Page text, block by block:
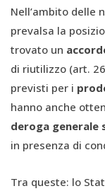
Nell’ambito delle
prevalsa la
trovato un
di riutilizzo (art.
previsti per i
hanno anche
deroga generale
in presenza di
Tra queste: lo